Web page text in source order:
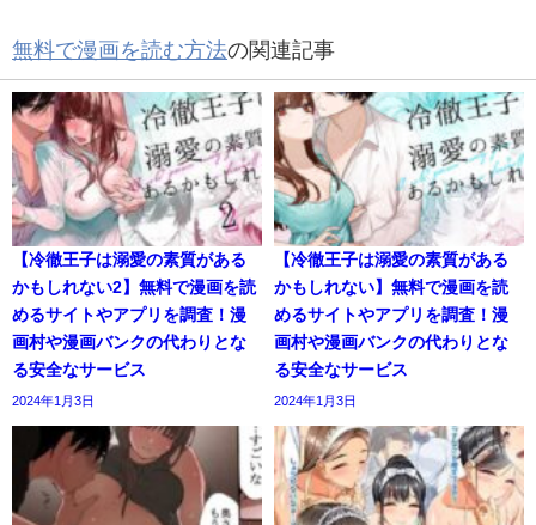
無料で漫画を読む方法の関連記事
【冷徹王子は溺愛の素質がある
かもしれない2】無料で漫画を読
めるサイトやアプリを調査！漫
画村や漫画バンクの代わりとな
る安全なサービス
2024年1月3日
【冷徹王子は溺愛の素質がある
かもしれない】無料で漫画を読
めるサイトやアプリを調査！漫
画村や漫画バンクの代わりとな
る安全なサービス
2024年1月3日